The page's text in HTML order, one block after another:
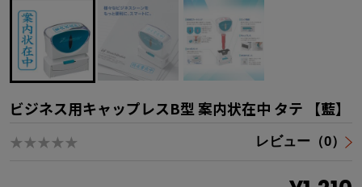
ビジネス用キャップレスB型 案内状在中 タテ 【藍】
★★★★★ レビュー（0）